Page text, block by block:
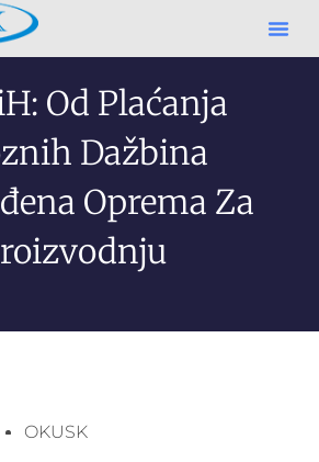
Od Plaćanja
Dažbina
Oprema Za
OKUSK